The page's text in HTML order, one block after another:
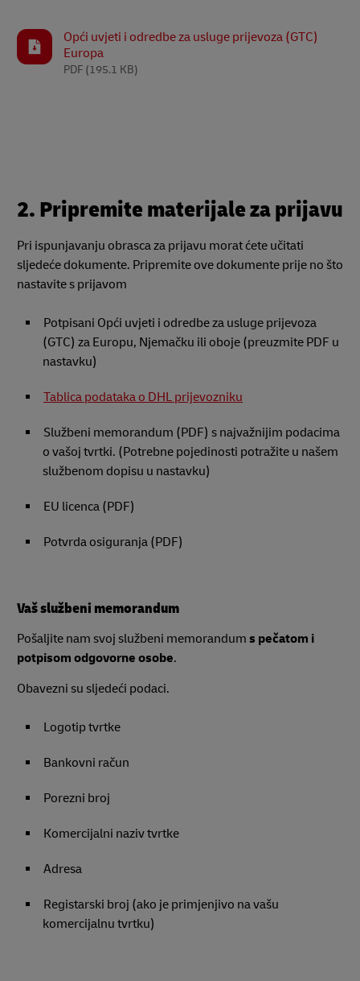
Opći uvjeti i odredbe za usluge prijevoza (GTC)
Europa
PDF (195.1 KB)
2. Pripremite materijale za prijavu
Pri ispunjavanju obrasca za prijavu morat ćete učitati
sljedeće dokumente. Pripremite ove dokumente prije no što
nastavite s prijavom
Potpisani Opći uvjeti i odredbe za usluge prijevoza
(GTC) za Europu, Njemačku ili oboje (preuzmite PDF u
nastavku)
Tablica podataka o DHL prijevozniku
Službeni memorandum (PDF) s najvažnijim podacima
o vašoj tvrtki. (Potrebne pojedinosti potražite u našem
službenom dopisu u nastavku)
EU licenca (PDF)
Potvrda osiguranja (PDF)
Vaš službeni memorandum
Pošaljite nam svoj službeni memorandum s pečatom i
potpisom odgovorne osobe.
Obavezni su sljedeći podaci.
Logotip tvrtke
Bankovni račun
Porezni broj
Komercijalni naziv tvrtke
Adresa
Registarski broj (ako je primjenjivo na vašu
komercijalnu tvrtku)